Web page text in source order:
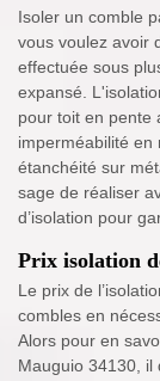
Isoler un comble
vous voulez avoir
effectuée sous
expansé.
pour toit en pente
imperméabilité
étanchéité sur
sage de réaliser
d’isolation pour
Prix isolation
Le prix de
combles en
Alors pour en
Mauguio 34130, il